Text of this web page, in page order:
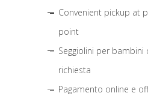
Convenient pickup at
point
Seggiolini per bambini
richiesta
Pagamento online e